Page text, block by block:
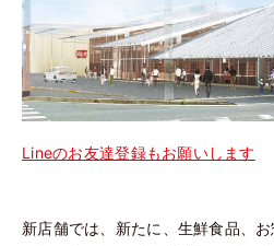
Lineのお友達登録もお願いします
新店舗では、新たに、生鮮食品、